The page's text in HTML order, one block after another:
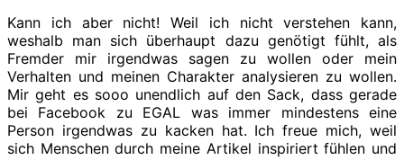
Kann ich aber nicht! Weil ich nicht verstehen kann,
weshalb man sich überhaupt dazu genötigt fühlt, als
Fremder mir irgendwas sagen zu wollen oder mein
Verhalten und meinen Charakter analysieren zu wollen.
Mir geht es sooo unendlich auf den Sack, dass gerade
bei Facebook zu EGAL was immer mindestens eine
Person irgendwas zu kacken hat. Ich freue mich, weil
sich Menschen durch meine Artikel inspiriert fühlen und